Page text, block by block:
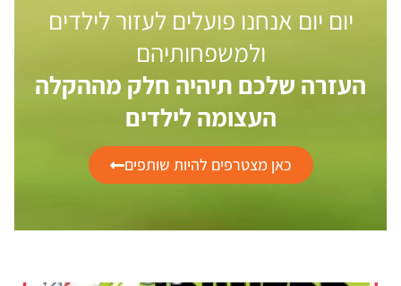
יום יום אנחנו פועלים לעזור לילדים
ולמשפחותיהם
העזרה שלכם תיהיה חלק מההקלה
העצומה לילדים
כאן מצטרפים להיות שותפים